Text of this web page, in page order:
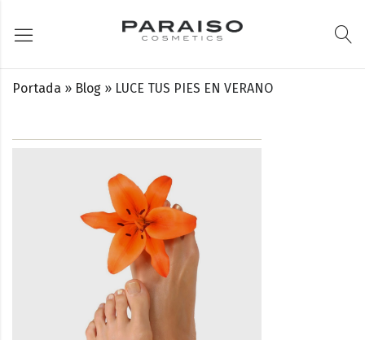
Portada » Blog » LUCE TUS PIES EN VERANO